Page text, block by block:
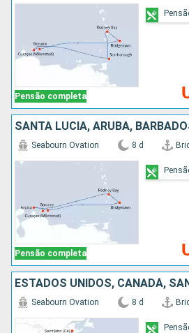
Pensão completa
SANTA LUCIA, ARUBA,
Pensão completa
Seabourn Ovation 8 d
Seabourn Ovation 8 d